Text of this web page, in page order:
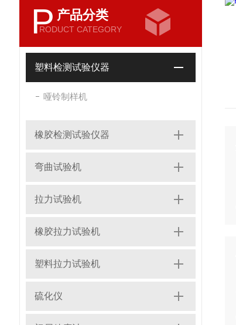
P 产品分类
RODUCT CATEGORY
塑料检测试验仪器
哑铃制样机
橡胶检测试验仪器
弯曲试验机
拉力试验机
橡胶拉力试验机
塑料拉力试验机
硫化仪